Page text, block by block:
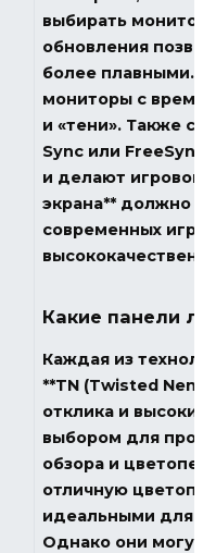
выбирать
обновления
более плавными.
мониторы с
и «тени». Также
Sync или
и делают игровой
экрана** должно
современных игр
Какие панели
Каждая из
**TN (Twisted
отклика и
выбором для
обзора и
отличную
идеальными для
Однако они могут